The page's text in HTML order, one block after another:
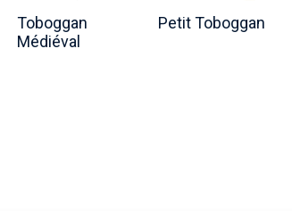
Toboggan
Médiéval
Petit Toboggan